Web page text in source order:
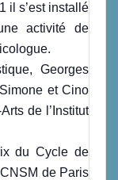
il s’est installé
activité de
Georges
et Cino
de l’Institut
du Cycle de
de Paris